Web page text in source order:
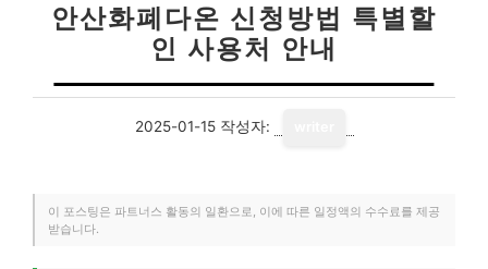
안산화폐다온 신청방법 특별할
인 사용처 안내
2025-01-15 작성자:
이 포스팅은 파트너스 활동의 일환으로, 이에 따른 일정액의 수수료를 제공
받습니다.